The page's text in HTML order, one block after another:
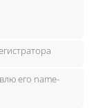
его name-